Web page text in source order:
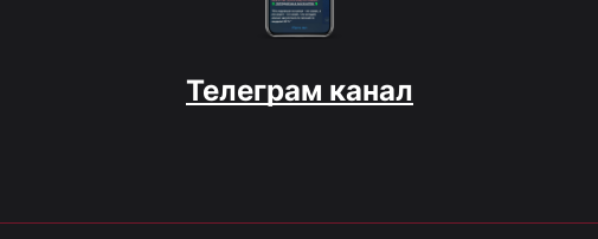
Телеграм канал